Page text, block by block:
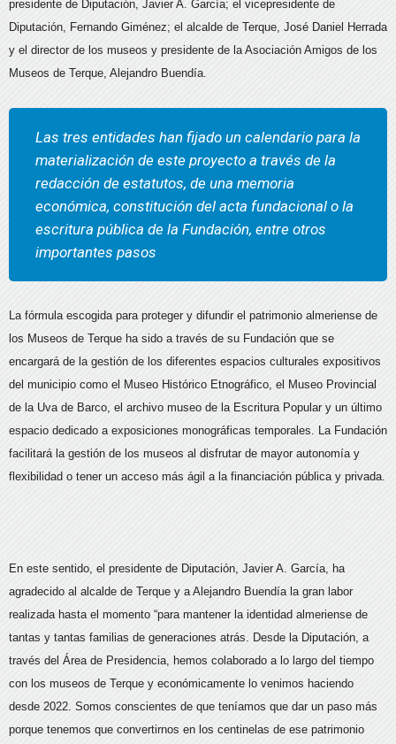
presidente de Diputación, Javier A. García; el vicepresidente de
Diputación, Fernando Giménez; el alcalde de Terque, José Daniel Herrada
y el director de los museos y presidente de la Asociación Amigos de los
Museos de Terque, Alejandro Buendía.
Las tres entidades han fijado un calendario para la
materialización de este proyecto a través de la
redacción de estatutos, de una memoria
económica, constitución del acta fundacional o la
escritura pública de la Fundación, entre otros
importantes pasos
La fórmula escogida para proteger y difundir el patrimonio almeriense de
los Museos de Terque ha sido a través de su Fundación que se
encargará de la gestión de los diferentes espacios culturales expositivos
del municipio como el Museo Histórico Etnográfico, el Museo Provincial
de la Uva de Barco, el archivo museo de la Escritura Popular y un último
espacio dedicado a exposiciones monográficas temporales. La Fundación
facilitará la gestión de los museos al disfrutar de mayor autonomía y
flexibilidad o tener un acceso más ágil a la financiación pública y privada.
En este sentido, el presidente de Diputación, Javier A. García, ha
agradecido al alcalde de Terque y a Alejandro Buendía la gran labor
realizada hasta el momento “para mantener la identidad almeriense de
tantas y tantas familias de generaciones atrás. Desde la Diputación, a
través del Área de Presidencia, hemos colaborado a lo largo del tiempo
con los museos de Terque y económicamente lo venimos haciendo
desde 2022. Somos conscientes de que teníamos que dar un paso más
porque tenemos que convertirnos en los centinelas de ese patrimonio